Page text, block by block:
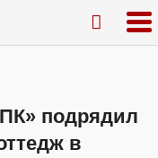
подрядил
в